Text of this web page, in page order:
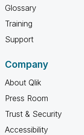
Glossary
Training
Support
Company
About Qlik
Press Room
Trust & Security
Accessibility